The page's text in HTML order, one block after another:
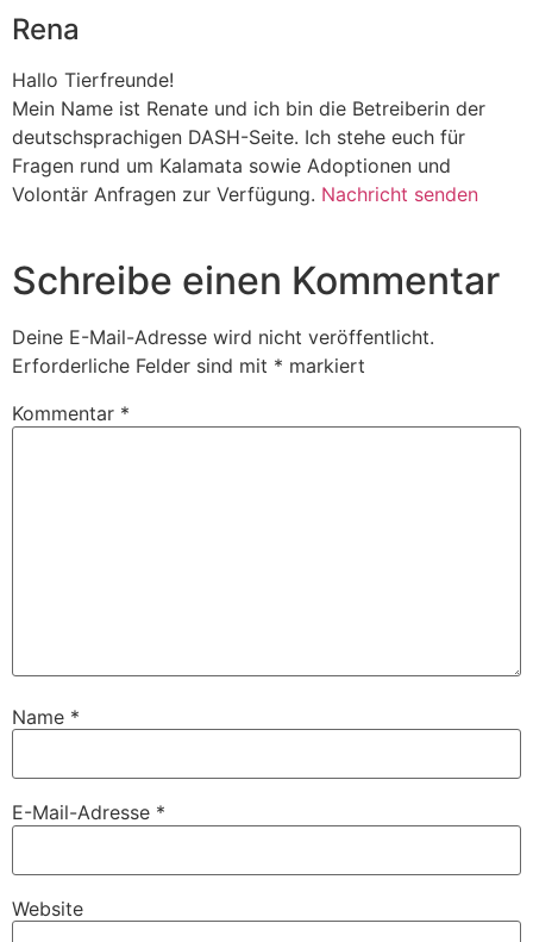
Rena
Hallo Tierfreunde!
Mein Name ist Renate und ich bin die Betreiberin der
deutschsprachigen DASH-Seite. Ich stehe euch für
Fragen rund um Kalamata sowie Adoptionen und
Volontär Anfragen zur Verfügung. Nachricht senden
Schreibe einen Kommentar
Deine E-Mail-Adresse wird nicht veröffentlicht.
Erforderliche Felder sind mit * markiert
Kommentar *
Name *
E-Mail-Adresse *
Website